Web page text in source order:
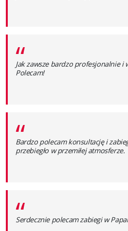
“
Jak zawsze bardzo profesjonalnie i
Polecam!
“
Bardzo polecam konsultację i
przebiegło w przemiłej atmosferze.
“
Serdecznie polecam zabiegi w